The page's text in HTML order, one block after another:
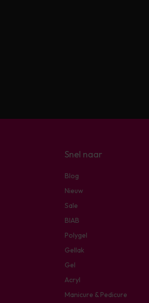
Snel naar
Blog
Nieuw
Sale
BIAB
Polygel
Gellak
Gel
Acryl
Manicure & Pedicure